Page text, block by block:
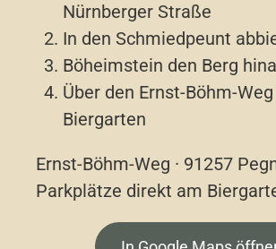
Nürnberger Straße
In den Schmiedpeunt
Böheimstein den Berg
Über den Ernst-Böhm-
Biergarten
Ernst-Böhm-Weg · 91257
Parkplätze direkt am